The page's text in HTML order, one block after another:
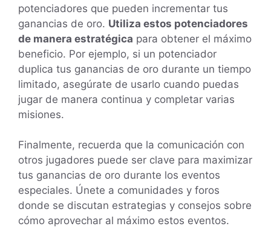
potenciadores que pueden incrementar tus
ganancias de oro. Utiliza estos potenciadores
de manera estratégica para obtener el máximo
beneficio. Por ejemplo, si un potenciador
duplica tus ganancias de oro durante un tiempo
limitado, asegúrate de usarlo cuando puedas
jugar de manera continua y completar varias
misiones.
Finalmente, recuerda que la comunicación con
otros jugadores puede ser clave para maximizar
tus ganancias de oro durante los eventos
especiales. Únete a comunidades y foros
donde se discutan estrategias y consejos sobre
cómo aprovechar al máximo estos eventos.